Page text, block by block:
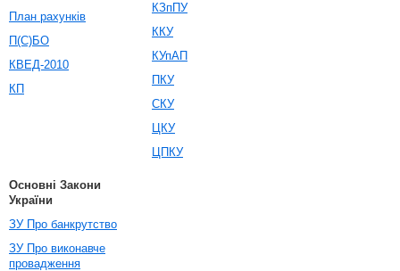
План рахунків
П(С)БО
КВЕД-2010
КП
КЗпПУ
ККУ
КУпАП
ПКУ
СКУ
ЦКУ
ЦПКУ
Основні Закони
України
ЗУ Про банкрутство
ЗУ Про виконавче
провадження